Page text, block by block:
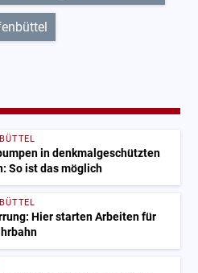
in denkmalgeschützten
So ist das möglich
Hier starten Arbeiten für